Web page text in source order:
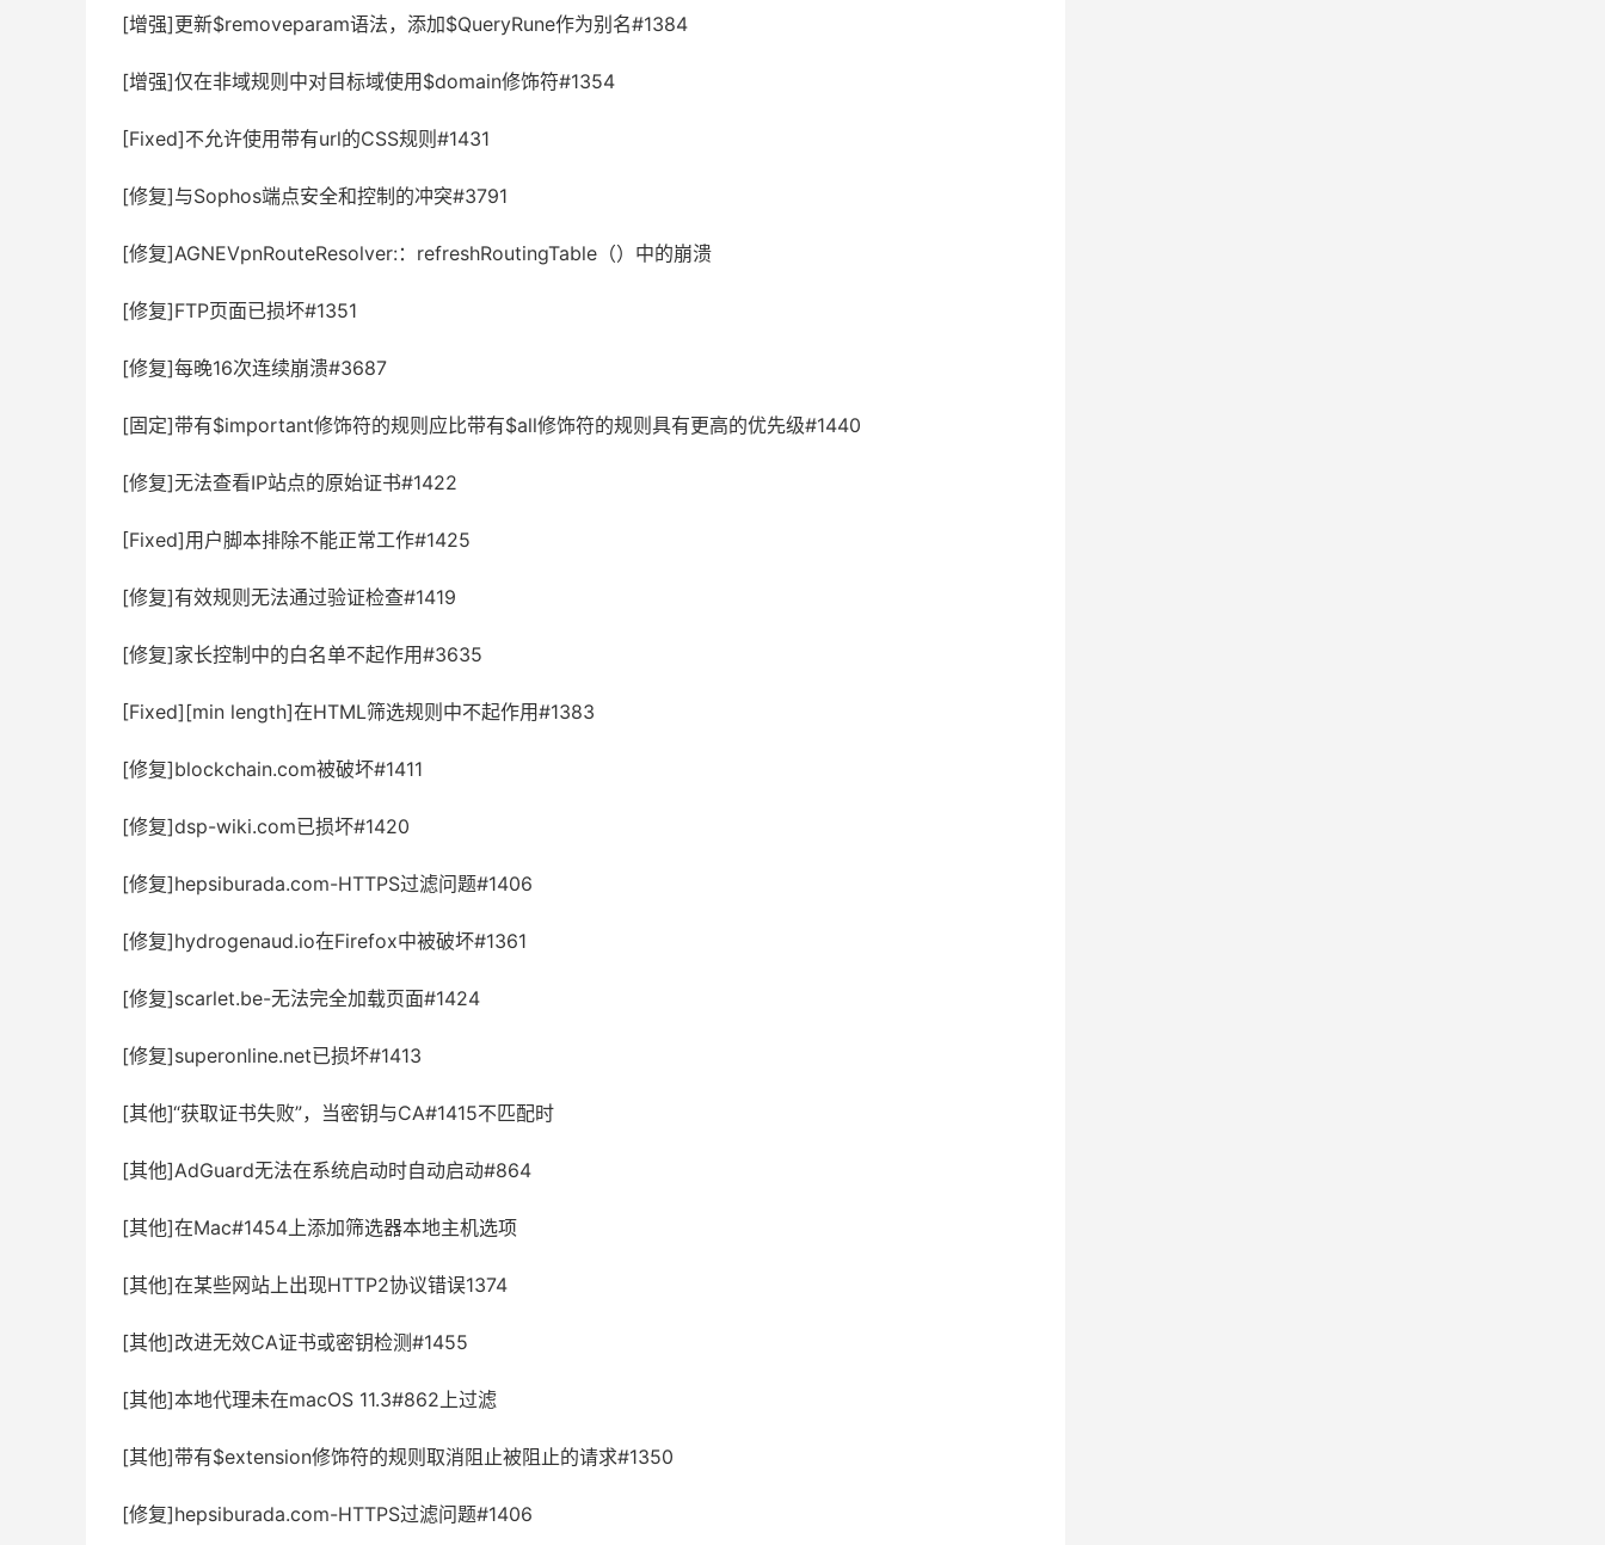
[增强]更新$removeparam语法，添加$QueryRune作为别名#1384
[增强]仅在非域规则中对目标域使用$domain修饰符#1354
[Fixed]不允许使用带有url的CSS规则#1431
[修复]与Sophos端点安全和控制的冲突#3791
[修复]AGNEVpnRouteResolver:：refreshRoutingTable（）中的崩溃
[修复]FTP页面已损坏#1351
[修复]每晚16次连续崩溃#3687
[固定]带有$important修饰符的规则应比带有$all修饰符的规则具有更高的优先级#1440
[修复]无法查看IP站点的原始证书#1422
[Fixed]用户脚本排除不能正常工作#1425
[修复]有效规则无法通过验证检查#1419
[修复]家长控制中的白名单不起作用#3635
[Fixed][min length]在HTML筛选规则中不起作用#1383
[修复]blockchain.com被破坏#1411
[修复]dsp-wiki.com已损坏#1420
[修复]hepsiburada.com-HTTPS过滤问题#1406
[修复]hydrogenaud.io在Firefox中被破坏#1361
[修复]scarlet.be-无法完全加载页面#1424
[修复]superonline.net已损坏#1413
[其他]“获取证书失败”，当密钥与CA#1415不匹配时
[其他]AdGuard无法在系统启动时自动启动#864
[其他]在Mac#1454上添加筛选器本地主机选项
[其他]在某些网站上出现HTTP2协议错误1374
[其他]改进无效CA证书或密钥检测#1455
[其他]本地代理未在macOS 11.3#862上过滤
[其他]带有$extension修饰符的规则取消阻止被阻止的请求#1350
[修复]hepsiburada.com-HTTPS过滤问题#1406